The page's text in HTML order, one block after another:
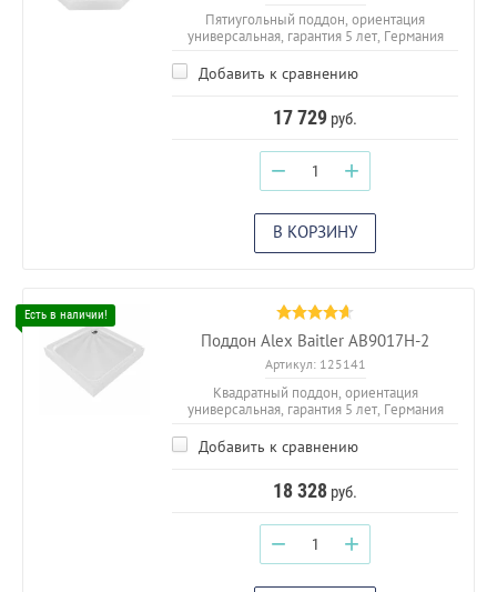
Пятиугольный поддон, ориентация
универсальная, гарантия 5 лет, Германия
Добавить к сравнению
17 729 руб.
− +
В КОРЗИНУ
Поддон Alex Baitler AB9017H-2
Артикул:125141
Квадратный поддон, ориентация
универсальная, гарантия 5 лет, Германия
Добавить к сравнению
18 328 руб.
− +